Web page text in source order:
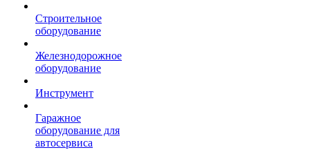
Строительное
оборудование
Железнодорожное
оборудование
Инструмент
Гаражное
оборудование для
автосервиса